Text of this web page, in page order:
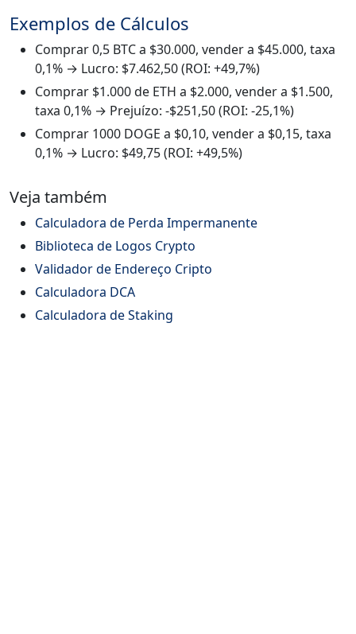
Exemplos de Cálculos
Comprar 0,5 BTC a $30.000, vender a $45.000, taxa
0,1% → Lucro: $7.462,50 (ROI: +49,7%)
Comprar $1.000 de ETH a $2.000, vender a $1.500,
taxa 0,1% → Prejuízo: -$251,50 (ROI: -25,1%)
Comprar 1000 DOGE a $0,10, vender a $0,15, taxa
0,1% → Lucro: $49,75 (ROI: +49,5%)
Veja também
Calculadora de Perda Impermanente
Biblioteca de Logos Crypto
Validador de Endereço Cripto
Calculadora DCA
Calculadora de Staking